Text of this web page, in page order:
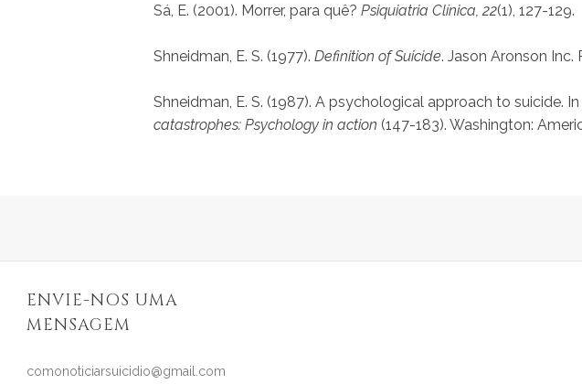
Sá, E. (2001). Morrer, para quê? Psiquiatria Clínica, 22(1), 127-129.
Shneidman, E. S. (1977). Definition of Suicide. Jason Aronson Inc.
Shneidman, E. S. (1987). A psychological approach to suicide. In
catastrophes: Psychology in action (147-183). Washington:
ENVIE-NOS UMA
MENSAGEM
comonoticiarsuicidio@gmail.com